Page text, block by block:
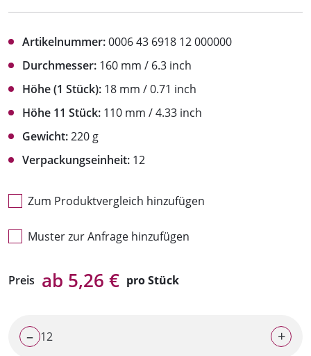
Artikelnummer:0006 43 6918 12 000000
Durchmesser: 160 mm / 6.3 inch
Höhe (1 Stück): 18 mm / 0.71 inch
Höhe 11 Stück: 110 mm / 4.33 inch
Gewicht:220 g
Verpackungseinheit: 12
Zum Produktvergleich hinzufügen
Muster zur Anfrage hinzufügen
Preis ab 5,26 € pro Stück
– +